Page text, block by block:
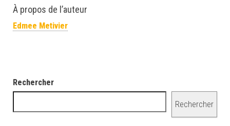
À propos de l’auteur
Edmee Metivier
Rechercher
Rechercher